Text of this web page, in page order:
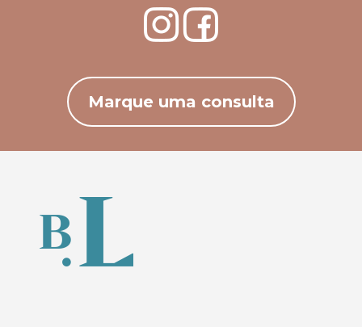
Marque uma consulta